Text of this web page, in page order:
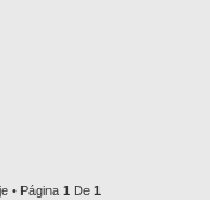
• Página 1 De 1